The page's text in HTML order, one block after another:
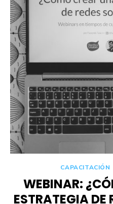
CAPACITACIÓN
WEBINAR:
ESTRATEGIA DE